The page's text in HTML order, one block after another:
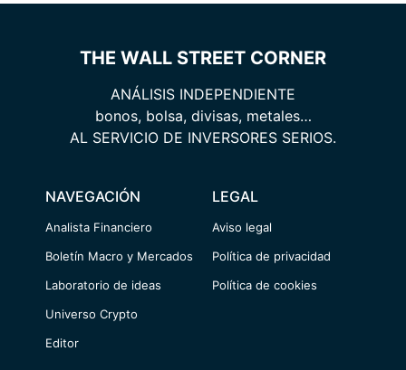
THE WALL STREET CORNER
ANÁLISIS INDEPENDIENTE
bonos, bolsa, divisas, metales…
AL SERVICIO DE INVERSORES SERIOS.
NAVEGACIÓN
Analista Financiero
Boletín Macro y Mercados
Laboratorio de ideas
Universo Crypto
Editor
LEGAL
Aviso legal
Política de privacidad
Política de cookies